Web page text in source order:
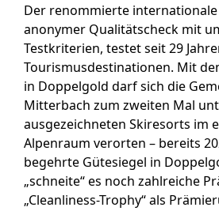
Der renommierte internationale
anonymer Qualitätscheck mit
Testkriterien, testet seit 29
Tourismusdestinationen. Mit
in Doppelgold darf sich die
Mitterbach zum zweiten Mal
ausgezeichneten Skiresorts im
Alpenraum verorten – bereits
begehrte Gütesiegel in
„schneite“ es noch zahlreiche
„Cleanliness-Trophy“ als